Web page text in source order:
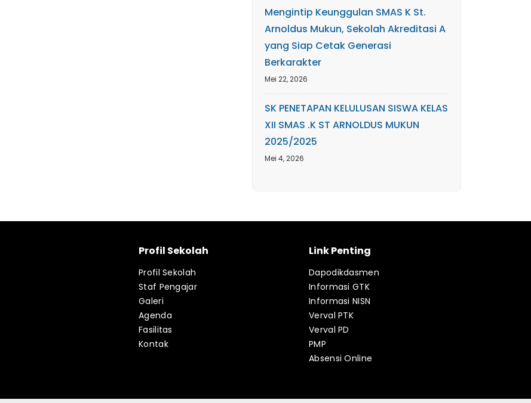
Mengintip Keunggulan SMAS K St.
Arnoldus Mukun, Sekolah Akreditasi A
yang Siap Cetak Generasi
Berkarakter
Mei 22, 2026
SK PENETAPAN KELULUSAN SISWA KELAS
XII SMAS .K ST ARNOLDUS MUKUN
2025/2025
Mei 4, 2026
Profil Sekolah
Profil Sekolah
Staf Pengajar
Galeri
Agenda
Fasilitas
Kontak
Link Penting
Dapodikdasmen
Informasi GTK
Informasi NISN
Verval PTK
Verval PD
PMP
Absensi Online